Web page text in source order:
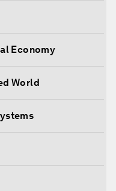
Economy
World